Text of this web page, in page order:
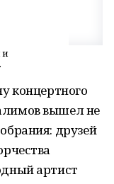
и
концертного
вышел не
друзей
артист